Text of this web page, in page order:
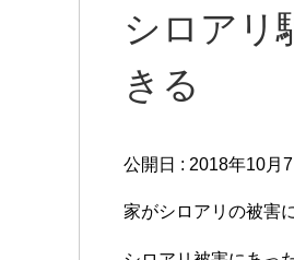
シロアリ
きる
公開日 : 2018年10月7
家がシロアリの被害